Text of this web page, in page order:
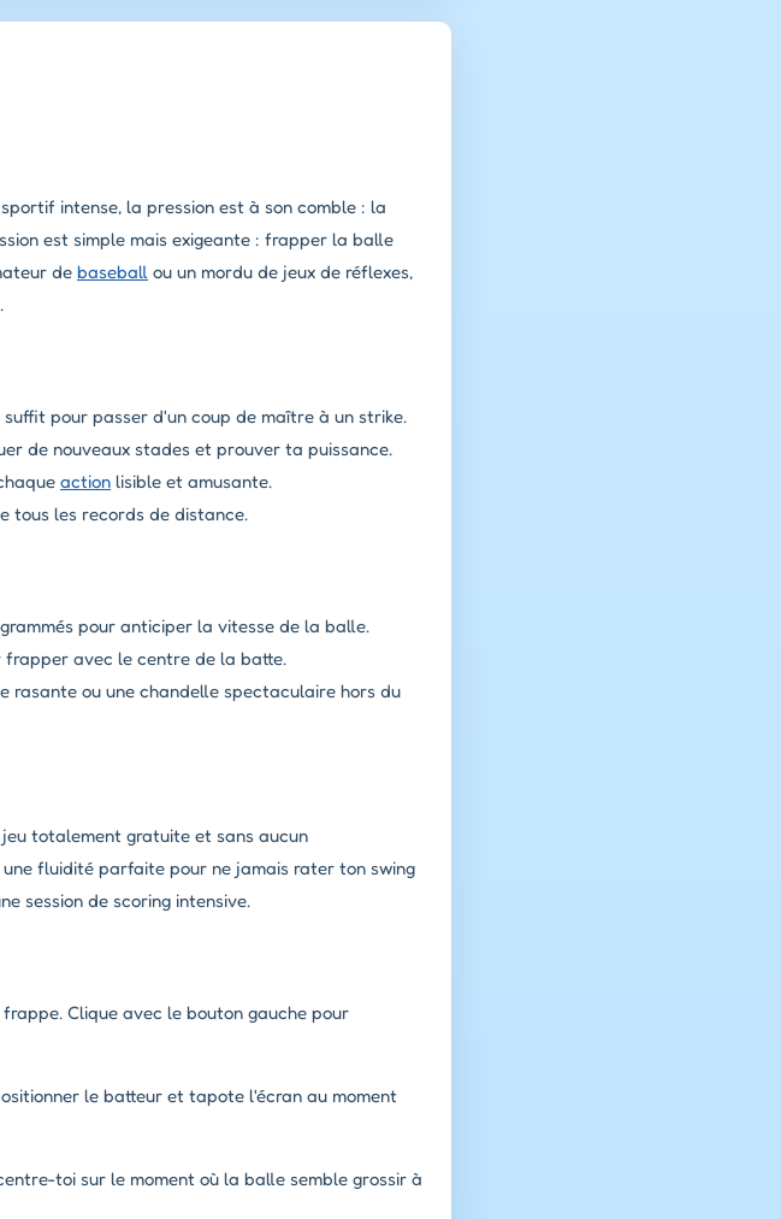
intense, la pression est à son comble : la
est simple mais exigeante : frapper la balle
de baseball ou un mordu de jeux de réflexes,
pour passer d'un coup de maître à un strike.
de nouveaux stades et prouver ta puissance.
action lisible et amusante.
tous les records de distance.
pour anticiper la vitesse de la balle.
avec le centre de la batte.
rasante ou une chandelle spectaculaire hors du
totalement gratuite et sans aucun
fluidité parfaite pour ne jamais rater ton swing
session de scoring intensive.
Clique avec le bouton gauche pour
le batteur et tapote l'écran au moment
toi sur le moment où la balle semble grossir à